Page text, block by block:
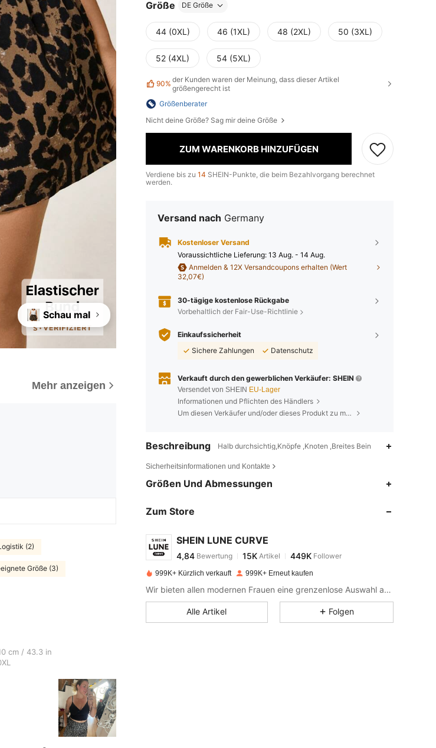
Schau mal
Mehr anzeigen
(2)
Größe (3)
90 cm / 35 in, Hüften: 108 cm / 43 in, Farbe: Schwarz und Weiss, Größe: 0XL
cm / 43.3 in
Größe DE Größe
44 (0XL) 46 (1XL) 48 (2XL) 50 (3XL)
52 (4XL) 54 (5XL)
90% der Kunden waren der Meinung, dass dieser Artikel
größengerecht ist
Größenberater
Nicht deine Größe? Sag mir deine Größe
ZUM WARENKORB HINZUFÜGEN
Verdiene bis zu 14 SHEIN-Punkte, die beim Bezahlvorgang berechnet
werden.
Versand nach Germany
Kostenloser Versand
Voraussichtliche Lieferung: 13 Aug. - 14 Aug.
Anmelden & 12X Versandcoupons erhalten (Wert
32,07€)
30-tägige kostenlose Rückgabe
Vorbehaltlich der Fair-Use-Richtlinie
Einkaufssicherheit
Sichere Zahlungen
Datenschutz
Verkauft durch den gewerblichen Verkäufer: SHEIN
Versendet von SHEIN EU-Lager
Informationen und Pflichten des Händlers
Um diesen Verkäufer und/oder dieses Produkt zu melden
Beschreibung Halb durchsichtig,Knöpfe ,Knoten ,Breites Bein
Sicherheitsinformationen und Kontakte
Größen Und Abmessungen
Zum Store
SHEIN LUNE CURVE
4,84
4,84 Bewertung 15K
s***4bezahltVor 1 Tag
999K+ Kürzlich verkauft 999K+ Erneut kaufen
Wir bieten allen modernen Frauen eine grenzenlose Auswahl an Styles.
Alle Artikel Folgen